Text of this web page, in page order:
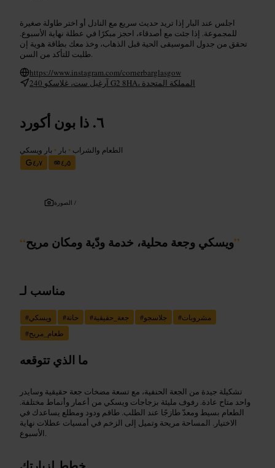
اجلس عند البار إذا تريد حديث سريع مع النادل أو اختر طاولة صغيرة
للمجموعة. إذا جئت مع أصدقاء، احجز مبكرًا في عطلة نهاية الأسبوع.
تحقق من جدول الموسيقى الحية قبل الذهاب، وخذ معك بطاقة هوية إن
طلبت للتأكد من السن.
https://www.instagram.com/cornerbarglasgow
240 آرغيل ست، غلاسكو G2 8HA، المملكة المتحدة
ذا بون أكورد
الطعام والشراب • بار • بار ويسكي
٤٫٧
٤٫٥
الصورة /
“ويسكي وجعة محلية، خدمة ودّية ومكان مريح”
مناسب لـ
#ويسكي #حانة #جعة_حقيقية #جلاسجو #مشروبات
#طعام_مريح
ما الذي تتوقعه
تشكيلة جيدة من الجعة الحنفية، مع تسعة مضخات جعة حقيقية وسايدر
واحد متاح عادة. رفوف مليئة بزجاجات ويسكي من أعمار وأنماط مختلفة.
الطعام بسيط ومعدّ طازجًا عند الطلب. طاقم ودود ومطلع يساعدك في
الاختيار. المساحة مريحة وتميل إلى الزخم في أمسيات عطلات نهاية
الأسبوع.